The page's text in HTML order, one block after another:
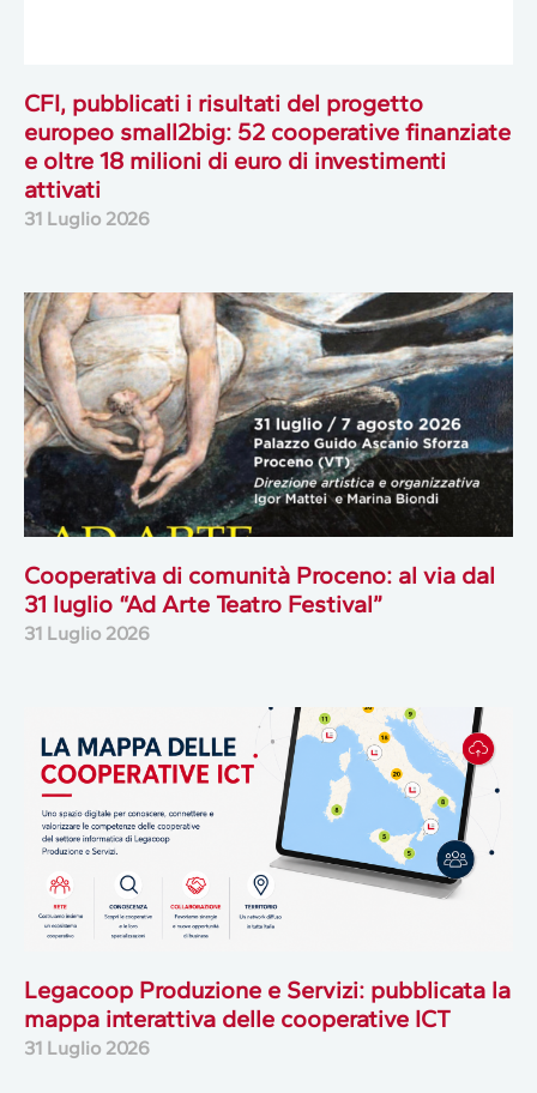
CFI, pubblicati i risultati del progetto
europeo small2big: 52 cooperative finanziate
e oltre 18 milioni di euro di investimenti
attivati
31 Luglio 2026
Cooperativa di comunità Proceno: al via dal
31 luglio “Ad Arte Teatro Festival”
31 Luglio 2026
Legacoop Produzione e Servizi: pubblicata la
mappa interattiva delle cooperative ICT
31 Luglio 2026